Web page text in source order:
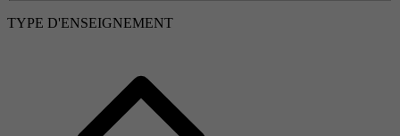
TYPE D'ENSEIGNEMENT